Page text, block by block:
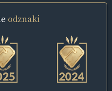
odznaki